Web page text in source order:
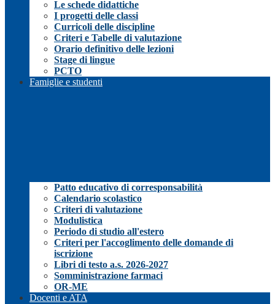
Le schede didattiche
I progetti delle classi
Curricoli delle discipline
Criteri e Tabelle di valutazione
Orario definitivo delle lezioni
Stage di lingue
PCTO
Famiglie e studenti
Patto educativo di corresponsabilità
Calendario scolastico
Criteri di valutazione
Modulistica
Periodo di studio all'estero
Criteri per l'accoglimento delle domande di
iscrizione
Libri di testo a.s. 2026-2027
Somministrazione farmaci
OR-ME
Docenti e ATA